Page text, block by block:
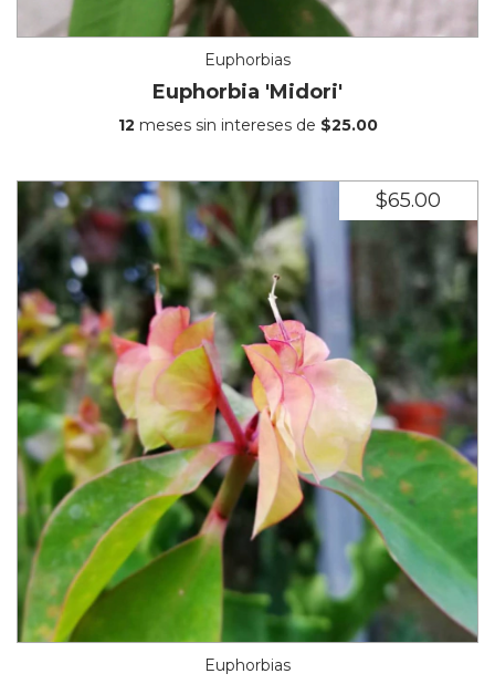
Euphorbias
Euphorbia 'Midori'
12 meses sin intereses de $25.00
$65.00
Euphorbias